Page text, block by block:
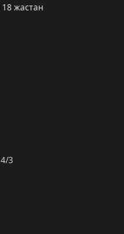
18 жастан
3